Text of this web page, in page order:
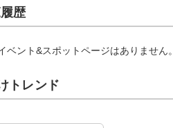
歴
ベント&スポットページはありません。
トレンド